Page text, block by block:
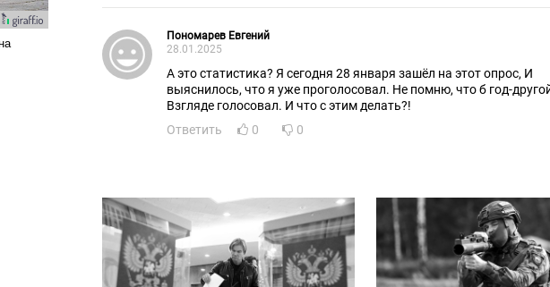
Пономарев Евгений
28.01.2025
А это статистика? Я сегодня 28 января зашёл на этот опрос, И
выяснилось, что я уже проголосовал. Не помню, что б год-
Взгляде голосовал. И что с этим делать?!
Ответить
0 0